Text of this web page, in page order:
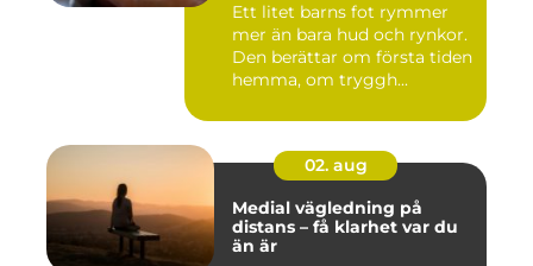
Ett litet barns fot rymmer
mer än bara hud och rynkor.
Den berättar om första tiden
hemma, om tryggh...
02. aug
Medial vägledning på
distans – få klarhet var du
än är